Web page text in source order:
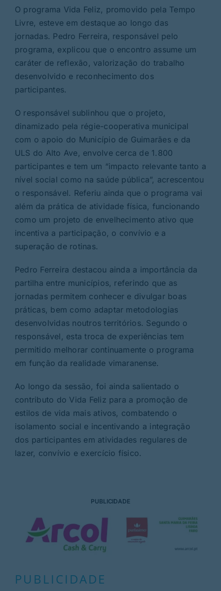
O programa Vida Feliz, promovido pela Tempo
Livre, esteve em destaque ao longo das
jornadas. Pedro Ferreira, responsável pelo
programa, explicou que o encontro assume um
caráter de reflexão, valorização do trabalho
desenvolvido e reconhecimento dos
participantes.
O responsável sublinhou que o projeto,
dinamizado pela régie-cooperativa municipal
com o apoio do Município de Guimarães e da
ULS do Alto Ave, envolve cerca de 1.800
participantes e tem um “impacto relevante tanto a
nível social como na saúde pública”, acrescentou
o responsável. Referiu ainda que o programa vai
além da prática de atividade física, funcionando
como um projeto de envelhecimento ativo que
incentiva a participação, o convívio e a
superação de rotinas.
Pedro Ferreira destacou ainda a importância da
partilha entre municípios, referindo que as
jornadas permitem conhecer e divulgar boas
práticas, bem como adaptar metodologias
desenvolvidas noutros territórios. Segundo o
responsável, esta troca de experiências tem
permitido melhorar continuamente o programa
em função da realidade vimaranense.
Ao longo da sessão, foi ainda salientado o
contributo do Vida Feliz para a promoção de
estilos de vida mais ativos, combatendo o
isolamento social e incentivando a integração
dos participantes em atividades regulares de
lazer, convívio e exercício físico.
PUBLICIDADE
PUBLICIDADE